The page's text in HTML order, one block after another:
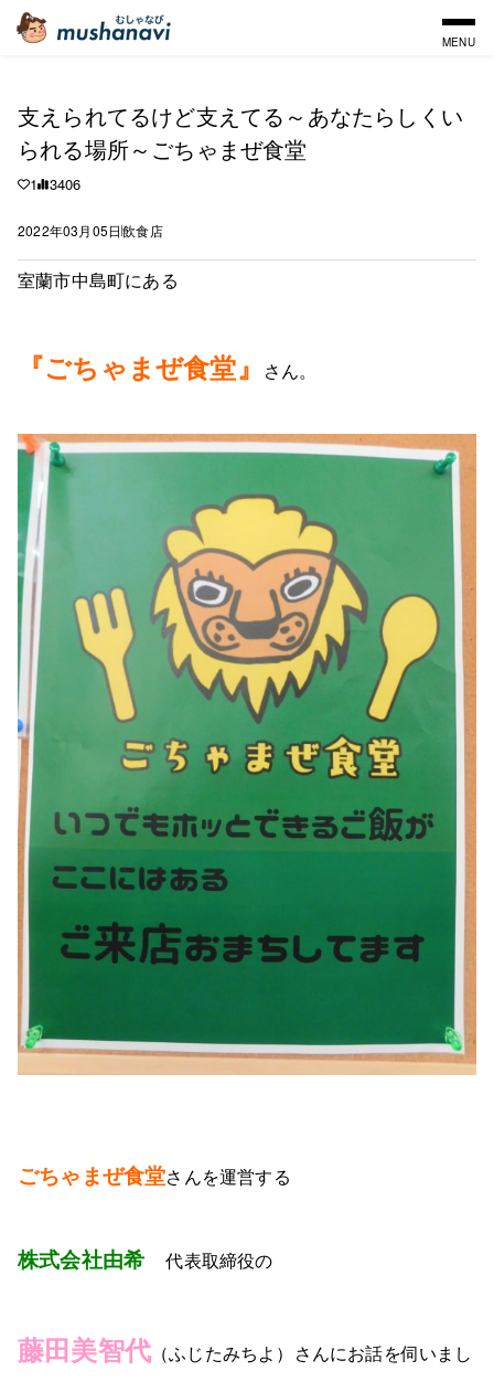
MENU
支えられてるけど支えてる～あなたらしくい
られる場所～ごちゃまぜ食堂
1 3406
2022年03月05日飲食店
室蘭市中島町にある
『ごちゃまぜ食堂』 さん。
ごちゃまぜ食堂さんを運営する
株式会社由希代表取締役の
藤田美智代 （ふじたみちよ）さんにお話を伺いまし